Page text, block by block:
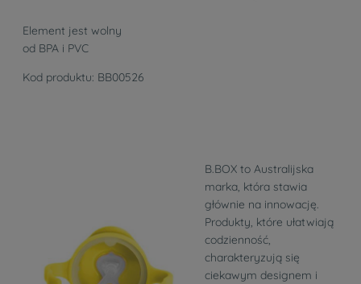
Element jest wolny
od BPA i PVC
Kod produktu: BB00526
B.BOX to Australijska
marka, która stawia
głównie na innowację.
Produkty, które ułatwiają
codzienność,
charakteryzują się
ciekawym designem i